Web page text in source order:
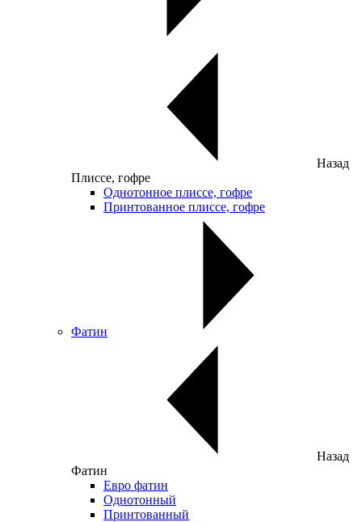
Назад
Плиссе, гофре
Однотонное плиссе, гофре
Принтованное плиссе, гофре
Фатин
Назад
Фатин
Евро фатин
Однотонный
Принтованный